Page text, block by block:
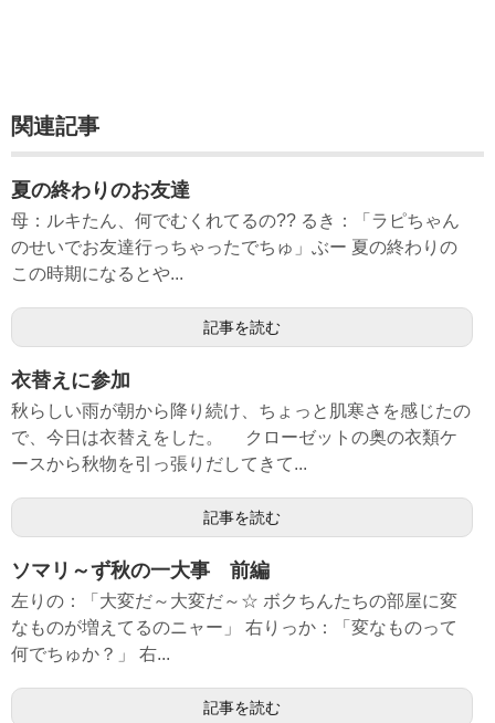
関連記事
夏の終わりのお友達
母：ルキたん、何でむくれてるの?? るき：「ラピちゃん
のせいでお友達行っちゃったでちゅ」ぶー 夏の終わりの
この時期になるとや...
記事を読む
衣替えに参加
秋らしい雨が朝から降り続け、ちょっと肌寒さを感じたの
で、今日は衣替えをした。 クローゼットの奥の衣類ケ
ースから秋物を引っ張りだしてきて...
記事を読む
ソマリ～ず秋の一大事 前編
左りの：「大変だ～大変だ～☆ ボクちんたちの部屋に変
なものが増えてるのニャー」 右りっか：「変なものって
何でちゅか？」 右...
記事を読む